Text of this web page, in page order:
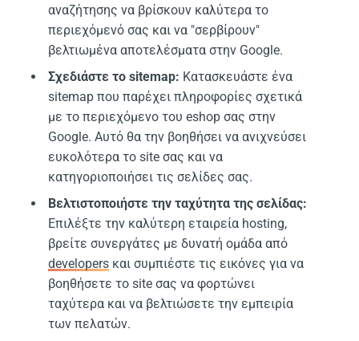
αναζήτησης να βρίσκουν καλύτερα το
περιεχόμενό σας και να "σερβίρουν"
βελτιωμένα αποτελέσματα στην Google.
Σχεδιάστε το sitemap: Κατασκευάστε ένα
sitemap που παρέχει πληροφορίες σχετικά
με το περιεχόμενο του eshop σας στην
Google. Αυτό θα την βοηθήσει να ανιχνεύσει
ευκολότερα το site σας και να
κατηγοριοποιήσει τις σελίδες σας.
Βελτιστοποιήστε την ταχύτητα της σελίδας:
Επιλέξτε την καλύτερη εταιρεία hosting,
βρείτε συνεργάτες με δυνατή ομάδα από
developers και συμπιέστε τις εικόνες για να
βοηθήσετε το site σας να φορτώνει
ταχύτερα και να βελτιώσετε την εμπειρία
των πελατών.